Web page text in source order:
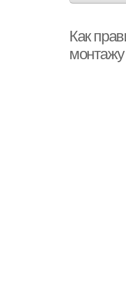
Как